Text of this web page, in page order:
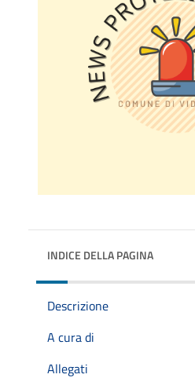
INDICE DELLA PAGINA
Descrizione
A cura di
Allegati